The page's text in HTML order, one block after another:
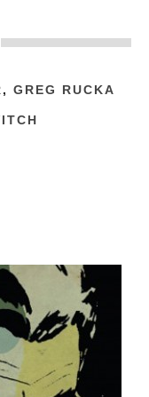
, GREG RUCKA